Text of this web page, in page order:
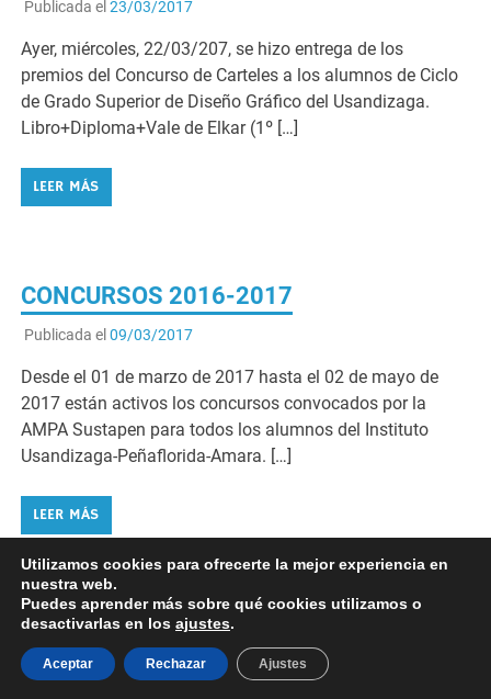
Publicada el 23/03/2017
Ayer, miércoles, 22/03/207, se hizo entrega de los
premios del Concurso de Carteles a los alumnos de Ciclo
de Grado Superior de Diseño Gráfico del Usandizaga.
Libro+Diploma+Vale de Elkar (1º […]
LEER MÁS
CONCURSOS 2016-2017
Publicada el 09/03/2017
Desde el 01 de marzo de 2017 hasta el 02 de mayo de
2017 están activos los concursos convocados por la
AMPA Sustapen para todos los alumnos del Instituto
Usandizaga-Peñaflorida-Amara. […]
LEER MÁS
1 2 3 »
Desarrollado por WordPress yMerlin
Utilizamos cookies para ofrecerte la mejor experiencia en
nuestra web.
Puedes aprender más sobre qué cookies utilizamos o
desactivarlas en los ajustes.
Aceptar Rechazar Ajustes